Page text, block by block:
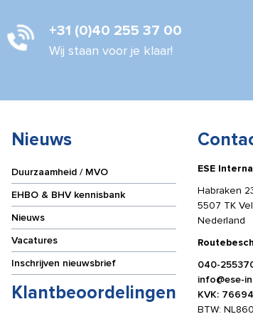
aantal
+31 (0)40 255 37 00
Wij staan voor je klaar!
Nieuws
Duurzaamheid / MVO
EHBO & BHV kennisbank
Nieuws
Vacatures
Inschrijven nieuwsbrief
Klantbeoordelingen
ESE
Habraken
5507 TK
Nederland
040-
info@ese-
KVK:
BTW: